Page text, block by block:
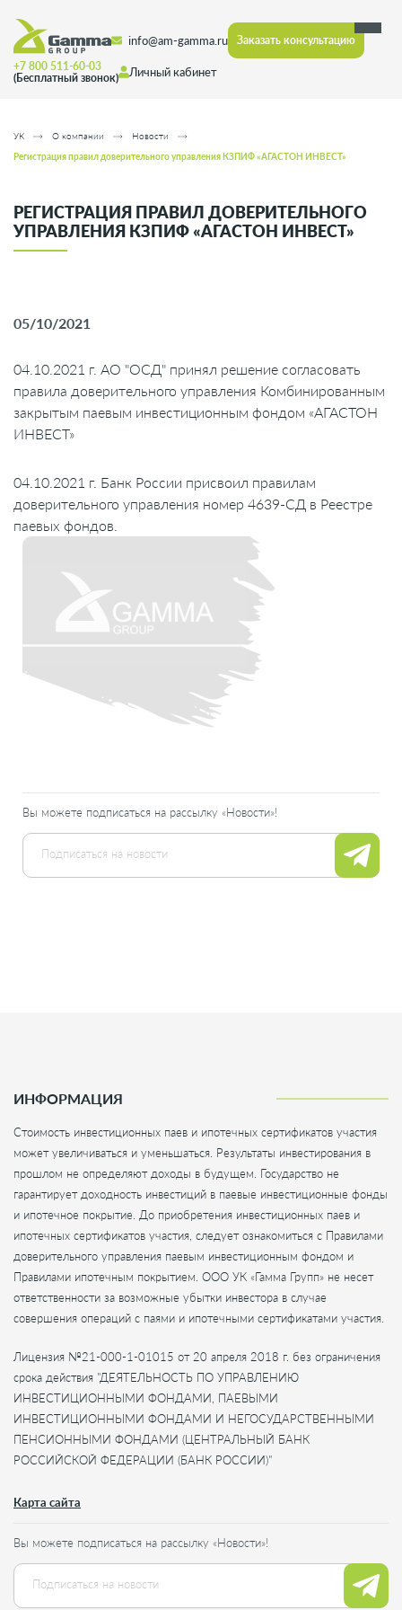
Личный кабинет
info@am-gamma.ru
+7 800 511-60-03
(Бесплатный звонок)
Заказать консультацию
УК О компании Новости
Регистрация правил доверительного управления КЗПИФ «АГАСТОН ИНВЕСТ»
РЕГИСТРАЦИЯ ПРАВИЛ ДОВЕРИТЕЛЬНОГО
УПРАВЛЕНИЯ КЗПИФ «АГАСТОН ИНВЕСТ»
Вы можете подписаться на рассылку «Новости»!
05/10/2021
04.10.2021 г. АО "ОСД" принял решение согласовать
правила доверительного управления Комбинированным
закрытым паевым инвестиционным фондом «АГАСТОН
ИНВЕСТ»
04.10.2021 г. Банк России присвоил правилам
доверительного управления номер 4639-СД в Реестре
паевых фондов.
ИНФОРМАЦИЯ
Стоимость инвестиционных паев и ипотечных сертификатов участия
может увеличиваться и уменьшаться. Результаты инвестирования в
прошлом не определяют доходы в будущем. Государство не
гарантирует доходность инвестиций в паевые инвестиционные фонды
и ипотечное покрытие. До приобретения инвестиционных паев и
ипотечных сертификатов участия, следует ознакомиться с Правилами
доверительного управления паевым инвестиционным фондом и
Правилами ипотечным покрытием. ООО УК «Гамма Групп» не несет
ответственности за возможные убытки инвестора в случае
совершения операций с паями и ипотечными сертификатами участия.
Лицензия №21-000-1-01015 от 20 апреля 2018 г. без ограничения
срока действия "ДЕЯТЕЛЬНОСТЬ ПО УПРАВЛЕНИЮ
ИНВЕСТИЦИОННЫМИ ФОНДАМИ, ПАЕВЫМИ
ИНВЕСТИЦИОННЫМИ ФОНДАМИ И НЕГОСУДАРСТВЕННЫМИ
ПЕНСИОННЫМИ ФОНДАМИ (ЦЕНТРАЛЬНЫЙ БАНК
РОССИЙСКОЙ ФЕДЕРАЦИИ (БАНК РОССИИ)"
Карта сайта
Вы можете подписаться на рассылку «Новости»!